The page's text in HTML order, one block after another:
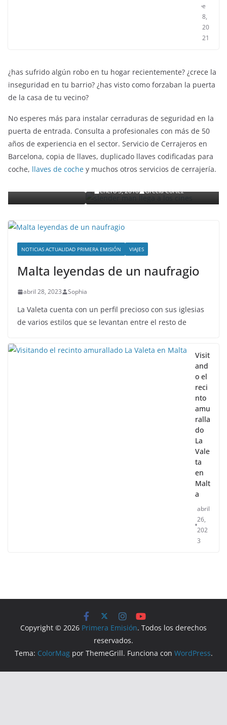
e
8,
20
21
¿has sufrido algún robo en tu hogar recientemente? ¿crece la
inseguridad en tu barrio? ¿has visto como forzaban la puerta
de la casa de tu vecino?
No esperes más para instalar cerraduras de seguridad en la
puerta de entrada. Consulta a profesionales con más de 50
años de experiencia en el sector. Servicio de Cerrajeros en
Barcelona, copia de llaves, duplicado llaves codificadas para
coche, llaves de coche y muchos otros servicios de cerrajería.
ENTRETENIMIENTO Y CURIOSIDADES LIBROS CINE Y TV
Slender Man llega al cine y te mostramos
detalles
enero 3, 2018 Grecia Cortez
NOTICIAS ACTUALIDAD PRIMERA EMISIÓN VIAJES
Malta leyendas de un naufragio
abril 28, 2023 Sophia
La Valeta cuenta con un perfil precioso con sus iglesias
de varios estilos que se levantan entre el resto de
Visit
and
o el
reci
nto
amu
ralla
do
La
Vale
ta
en
Malt
a
abril
26,
202
3
Copyright © 2026 Primera Emisión. Todos los derechos
reservados.
Tema: ColorMagpor ThemeGrill. Funciona con WordPress.